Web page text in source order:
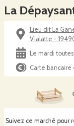
Lieu dit La
Vialatte -
Le mardi
Carte bancaire
Suivez ce marché pour